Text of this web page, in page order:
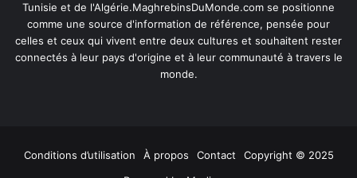
Tunisie et de l'Algérie.MaghrebinsDuMonde.com se positionne
comme une source d'information de référence, pensée pour
celles et ceux qui vivent entre deux cultures et souhaitent rester
connectés à leur pays d'origine et à leur communauté à travers le
monde.
Conditions d’utilisation À propos Contact
Copyright © 2025